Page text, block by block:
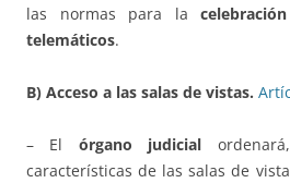
las normas para la
telemáticos.
B) Acceso a las salas de vistas.
– El órgano judicial
características de las salas de